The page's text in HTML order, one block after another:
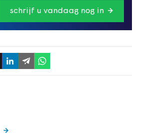
schrijf u vandaag nog in